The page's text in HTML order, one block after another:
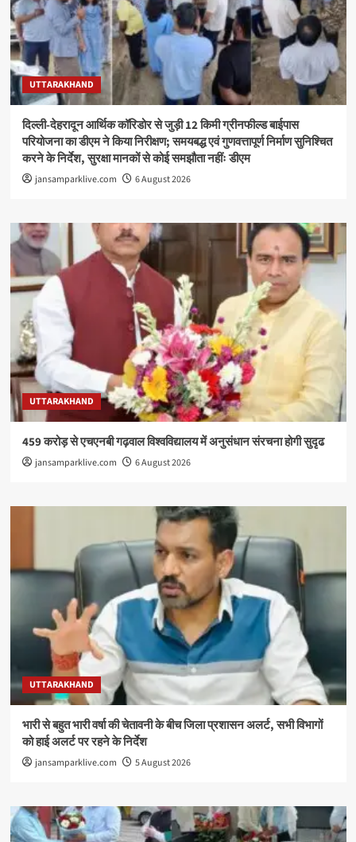
UTTARAKHAND
दिल्ली-देहरादून आर्थिक कॉरिडोर से जुड़ी 12 किमी ग्रीनफील्ड बाईपास
परियोजना का डीएम ने किया निरीक्षण; समयबद्ध एवं गुणवत्तापूर्ण निर्माण सुनिश्चित
करने के निर्देश, सुरक्षा मानकों से कोई समझौता नहींः डीएम
jansamparklive.com 6 August 2026
UTTARAKHAND
459 करोड़ से एचएनबी गढ़वाल विश्वविद्यालय में अनुसंधान संरचना होगी सुदृढ
jansamparklive.com 6 August 2026
UTTARAKHAND
भारी से बहुत भारी वर्षा की चेतावनी के बीच जिला प्रशासन अलर्ट, सभी विभागों
को हाई अलर्ट पर रहने के निर्देश
jansamparklive.com 5 August 2026